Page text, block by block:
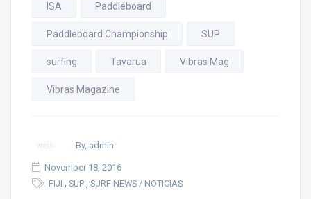
ISA Paddleboard
Paddleboard Championship SUP
surfing Tavarua Vibras Mag
Vibras Magazine
By, admin
November 18, 2016
FIJI , SUP , SURF NEWS / NOTICIAS